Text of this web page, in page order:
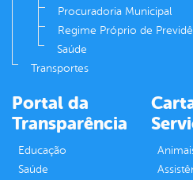
Procuradoria Municipal
Regime Próprio de
Saúde
Transportes
Portal da
Transparência
Educação
Saúde